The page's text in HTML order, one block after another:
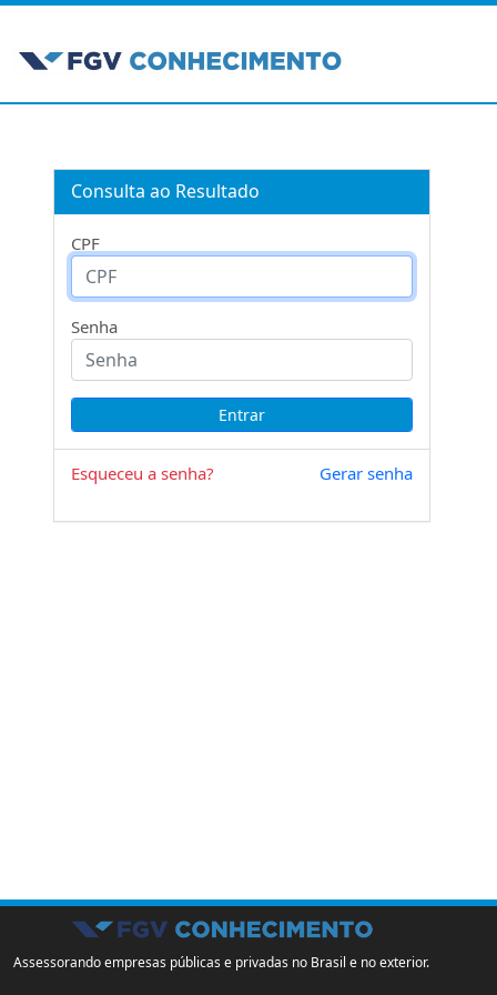
Consulta ao Resultado
CPF
Senha
Esqueceu a senha? Gerar senha
Assessorando empresas públicas e privadas no Brasil e no exterior.